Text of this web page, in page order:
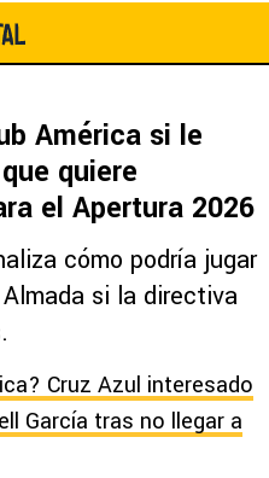
América si le
quiere
el Apertura 2026
cómo podría jugar
si la directiva
Cruz Azul interesado
García tras no llegar a